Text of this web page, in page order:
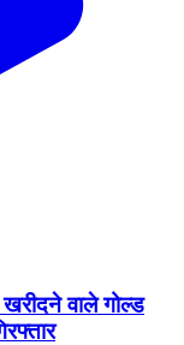
खरीदने वाले गोल्ड